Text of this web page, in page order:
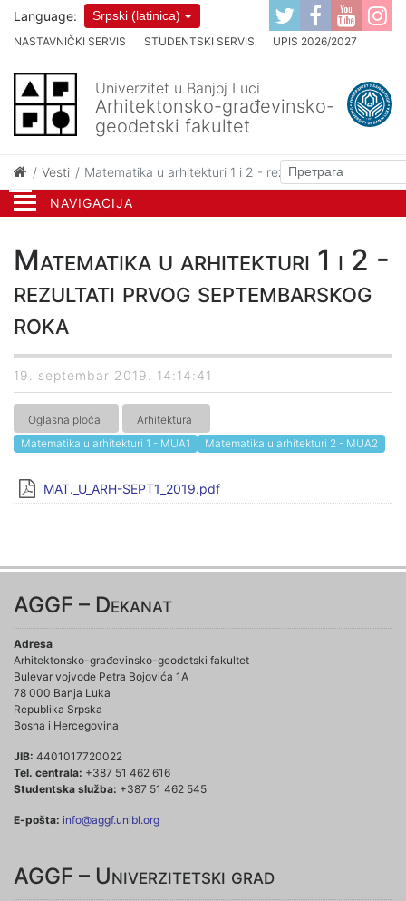
NAVIGACIJA
NASTAVNIČKI SERVIS STUDENTSKI SERVIS UPIS 2026/2027
Language: Srpski (latinica)
Univerzitet u Banjoj Luci
Arhitektonsko-građevinsko-
geodetski fakultet
Vesti Matematika u arhitekturi 1 i 2 - rezultati prvog
Matematika u arhitekturi 1 i 2 -
rezultati prvog septembarskog
roka
19. septembar 2019. 14:14:41
Oglasna ploča
Arhitektura
Matematika u arhitekturi 1 - MUA1
Matematika u arhitekturi 2 - MUA2
MAT._U_ARH-SEPT1_2019.pdf
AGGF – Dekanat
Adresa
Arhitektonsko-građevinsko-geodetski fakultet
Bulevar vojvode Petra Bojovića 1A
78 000 Banja Luka
Republika Srpska
Bosna i Hercegovina
JIB: 4401017720022
Tel. centrala: +387 51 462 616
Studentska služba: +387 51 462 545
E-pošta: info@aggf.unibl.org
AGGF – Univerzitetski grad